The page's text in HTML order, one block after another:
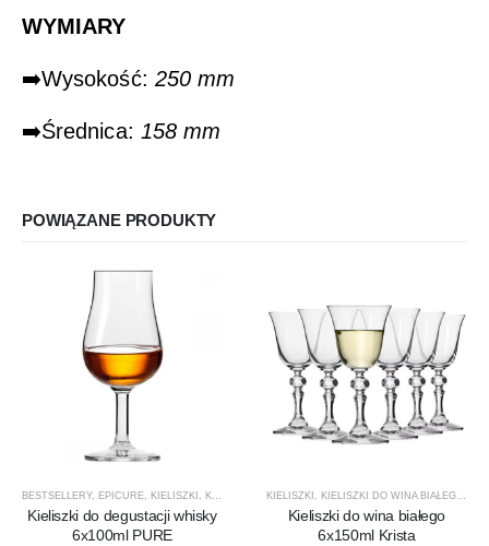
WYMIARY
➡️Wysokość: 250 mm
➡️Średnica: 158 mm
POWIĄZANE PRODUKTY
BESTSELLERY, EPICURE, KIELISZKI , KIELISZKI DO WHISKY , KROSNO GLASS ,PRODUCENCI
Kieliszki do degustacji whisky
6x100ml PURE
KIELISZKI , KIELISZKI DO WINA BIAŁEGO ,
Kieliszki do wina białego
6x150ml Krista